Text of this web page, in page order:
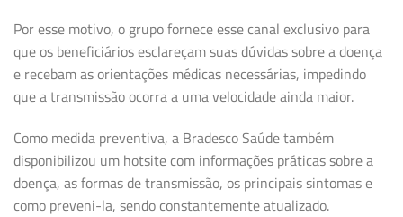
Por esse motivo, o grupo fornece esse canal exclusivo para
que os beneficiários esclareçam suas dúvidas sobre a doença
e recebam as orientações médicas necessárias, impedindo
que a transmissão ocorra a uma velocidade ainda maior.
Como medida preventiva, a Bradesco Saúde também
disponibilizou um hotsite com informações práticas sobre a
doença, as formas de transmissão, os principais sintomas e
como preveni-la, sendo constantemente atualizado.